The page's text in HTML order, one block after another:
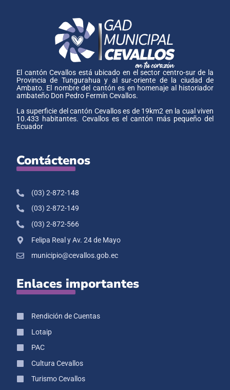
El cantón Cevallos está ubicado en el sector centro-sur de la
Provincia de Tungurahua y al sur-oriente de la ciudad de
Ambato. El nombre del cantón es en homenaje al historiador
ambateño Don Pedro Fermín Cevallos.
La superficie del cantón Cevallos es de 19km2 en la cual viven
10.433 habitantes. Cevallos es el cantón más pequeño del
Ecuador
Contáctenos
(03) 2-872-148
(03) 2-872-149
(03) 2-872-566
Felipa Real y Av. 24 de Mayo
municipio@cevallos.gob.ec
Enlaces importantes
Rendición de Cuentas
Lotaip
PAC
Cultura Cevallos
Turismo Cevallos